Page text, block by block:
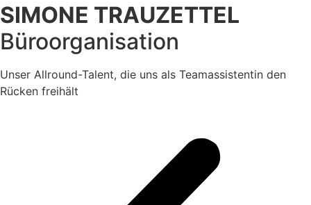
SIMONE TRAUZETTEL
Büroorganisation
Unser Allround-Talent, die uns als Teamassistentin den
Rücken freihält